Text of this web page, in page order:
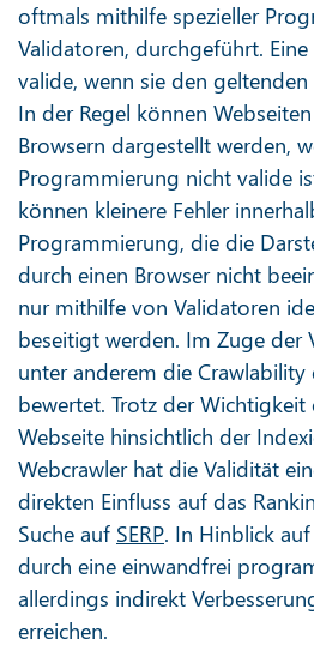
oftmals mithilfe spezieller
Validatoren, durchgeführt.
valide, wenn sie den
In der Regel können
Browsern dargestellt werden,
Programmierung nicht valide
können kleinere Fehler
Programmierung, die die
durch einen Browser nicht
nur mithilfe von Validatoren
beseitigt werden. Im Zuge der
unter anderem die Crawlability
bewertet. Trotz der Wichtigkeit
Webseite hinsichtlich der
Webcrawler hat die Validität
direkten Einfluss auf das
Suche auf SERP. In Hinblick auf
durch eine einwandfrei
allerdings indirekt
erreichen.